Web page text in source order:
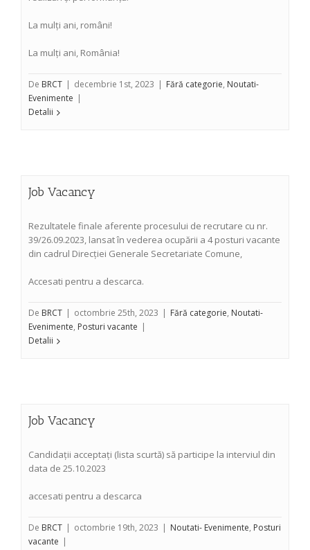
La mulți ani, români!
La mulți ani, România!
De BRCT | decembrie 1st, 2023 | Fără categorie, Noutati-
Evenimente |
Detalii
Job Vacancy
Rezultatele finale aferente procesului de recrutare cu nr.
39/26.09.2023, lansat în vederea ocupării a 4 posturi vacante
din cadrul Direcției Generale Secretariate Comune,
Accesati pentru a descarca.
De BRCT | octombrie 25th, 2023 | Fără categorie, Noutati-
Evenimente, Posturi vacante |
Detalii
Job Vacancy
Candidații acceptați (lista scurtă) să participe la interviul din
data de 25.10.2023
accesati pentru a descarca
De BRCT | octombrie 19th, 2023 | Noutati- Evenimente, Posturi
vacante |